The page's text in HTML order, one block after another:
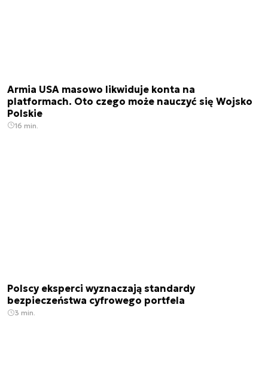
Armia USA masowo likwiduje konta na
platformach. Oto czego może nauczyć się Wojsko
Polskie
16 min.
Polscy eksperci wyznaczają standardy
bezpieczeństwa cyfrowego portfela
3 min.